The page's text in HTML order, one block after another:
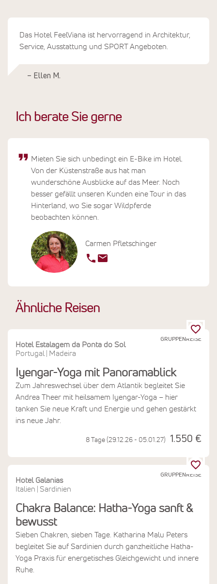
Das Hotel FeelViana ist hervorragend in Architektur,
Service, Ausstattung und SPORT Angeboten.
– Ellen M.
Ähnliche Reisen
GRUPPENREISE
Hotel Estalagem da Ponta do Sol
Portugal| Madeira
Iyengar-Yoga mit Panoramablick
Zum Jahreswechsel über dem Atlantik begleitet Sie
Andrea Theer mit heilsamem Iyengar-Yoga – hier
tanken Sie neue Kraft und Energie und gehen gestärkt
ins neue Jahr.
8 Tage (29.12.26 - 05.01.27) 1.550 €
GRUPPENREISE
Hotel Galanias
Italien
Sardinien
Chakra Balance: Hatha-Yoga sanft &
bewusst
Sieben Chakren, sieben Tage. Katharina Malu Peters
begleitet Sie auf Sardinien durch ganzheitliche Hatha-
Yoga Praxis für energetisches Gleichgewicht und innere
Ruhe.
Ich berate Sie gerne
Carmen Pfletschinger
Mieten Sie sich unbedingt ein E-Bike im Hotel.
Von der Küstenstraße aus hat man
wunderschöne Ausblicke auf das Meer. Noch
besser gefällt unseren Kunden eine Tour in das
Hinterland, wo Sie sogar Wildpferde
beobachten können.